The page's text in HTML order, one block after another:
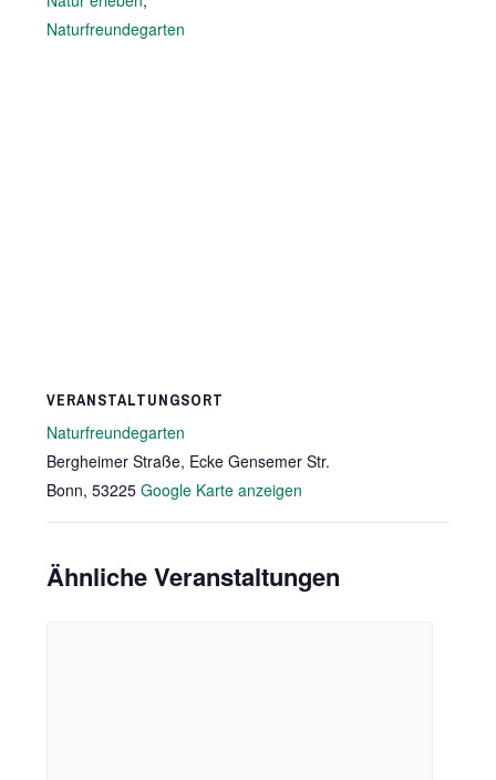
Naturfreundegarten
VERANSTALTUNGSORT
Naturfreundegarten
Bergheimer Straße, Ecke Gensemer Str.
Bonn, 53225 Google Karte anzeigen
Ähnliche Veranstaltungen